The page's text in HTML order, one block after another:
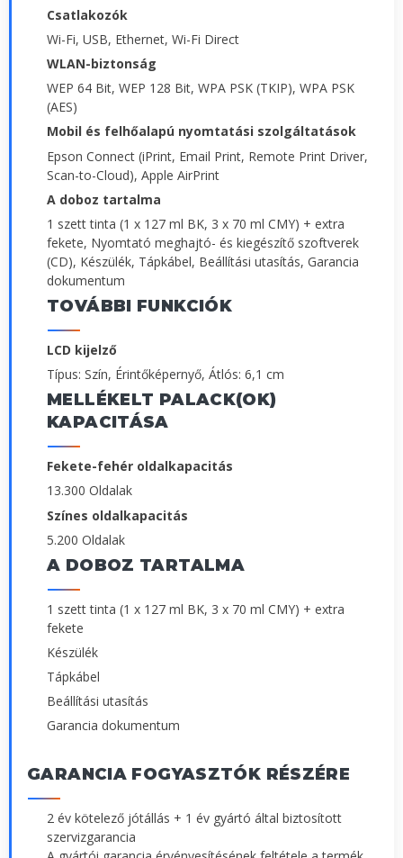
Csatlakozók
Wi-Fi, USB, Ethernet, Wi-Fi Direct
WLAN-biztonság
WEP 64 Bit, WEP 128 Bit, WPA PSK (TKIP), WPA PSK
(AES)
Mobil és felhőalapú nyomtatási szolgáltatások
Epson Connect (iPrint, Email Print, Remote Print Driver,
Scan-to-Cloud), Apple AirPrint
A doboz tartalma
1 szett tinta (1 x 127 ml BK, 3 x 70 ml CMY) + extra
fekete, Nyomtató meghajtó- és kiegészítő szoftverek
(CD), Készülék, Tápkábel, Beállítási utasítás, Garancia
dokumentum
TOVÁBBI FUNKCIÓK
LCD kijelző
Típus: Szín, Érintőképernyő, Átlós: 6,1 cm
MELLÉKELT PALACK(OK)
KAPACITÁSA
Fekete-fehér oldalkapacitás
13.300 Oldalak
Színes oldalkapacitás
5.200 Oldalak
A DOBOZ TARTALMA
1 szett tinta (1 x 127 ml BK, 3 x 70 ml CMY) + extra
fekete
Készülék
Tápkábel
Beállítási utasítás
Garancia dokumentum
GARANCIA FOGYASZTÓK RÉSZÉRE
2 év kötelező jótállás + 1 év gyártó által biztosított
szervizgarancia